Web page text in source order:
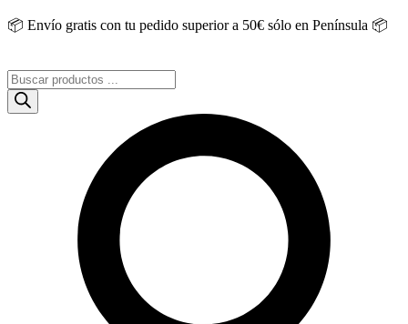
Saltar
al
📦 Envío gratis con tu pedido superior a 50€ sólo en Península 📦
Búsqueda
de
productos